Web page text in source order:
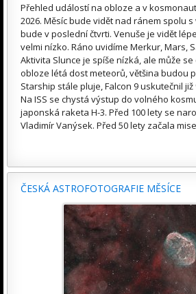
Přehled událostí na obloze a v
2026. Měsíc bude vidět nad ránem spolu
bude v poslední čtvrti. Venuše je vidět
velmi nízko. Ráno uvidíme Merkur, Mars,
Aktivita Slunce je spíše nízká, ale může se
obloze létá dost meteorů, většina budou
Starship stále pluje, Falcon 9 uskutečnil již
Na ISS se chystá výstup do volného
japonská raketa H-3. Před 100 lety se
Vladimír Vanýsek. Před 50 lety začala
ČESKÁ ASTROFOTOGRAFIE MĚSÍCE